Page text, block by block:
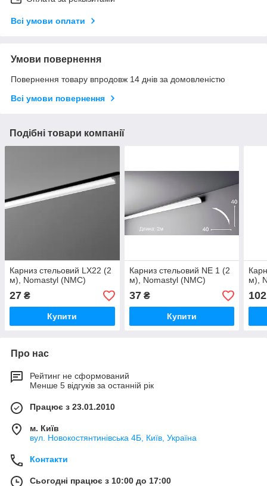
Всі умови оплати
Умови повернення
Повернення товару впродовж 14 днів за домовленістю
Всі умови повернення
Подібні товари компанії
Карниз стельовий LX22 (2
м), Nomastyl (NMC)
27 ₴
Купити
Карниз стельовий NE 1 (2
м), Nomastyl (NMC)
37₴
Купити
м),
102
Про нас
Рейтинг не сформований
Менше 5 відгуків за останній рік
Працює з 23.01.2010
м. Київ
вул. Новокостянтинівська 4Б, Київ, Україна
Контакти
Сьогодні працює з 10:00 до 17:00